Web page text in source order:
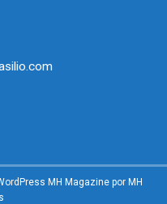
MH Magazine por MH